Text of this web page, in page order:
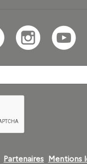
Partenaires Mentions